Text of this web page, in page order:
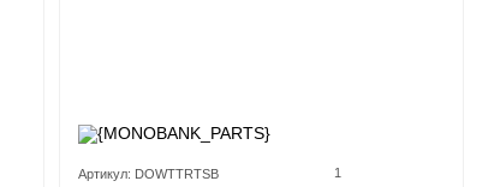
Артикул: DOWTTRTSB 1